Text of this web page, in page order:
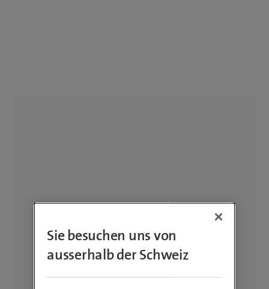
Sie besuchen uns von
ausserhalb der Schweiz